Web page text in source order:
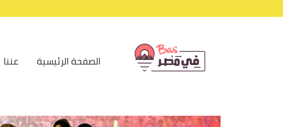
الصفحة الرئيسية عننا